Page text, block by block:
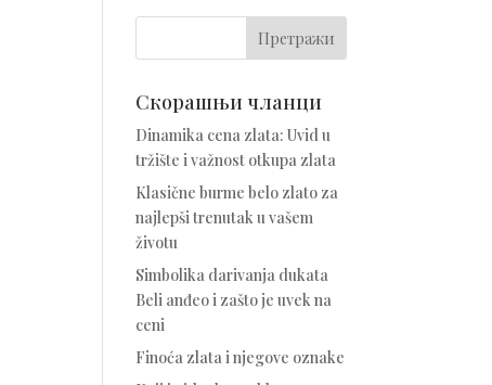
Скорашњи чланци
Dinamika cena zlata: Uvid u
tržište i važnost otkupa zlata
Klasične burme belo zlato za
najlepši trenutak u vašem
životu
Simbolika darivanja dukata
Beli anđeo i zašto je uvek na
ceni
Finoća zlata i njegove oznake